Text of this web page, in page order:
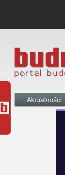
Aktualności